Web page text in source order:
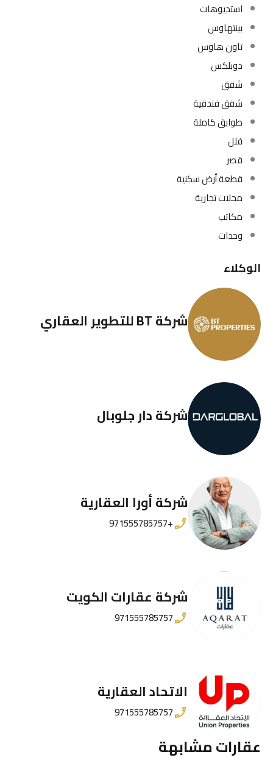
استديوهات
بينتهاوس
تاون هاوس
دوبلكس
شقق
شقق فندقية
طوابق كاملة
فلل
قصر
قطعة أرض سكنية
محلات تجارية
مكاتب
وحدات
الوكلاء
شركة BT للتطوير العقاري
شركة دار جلوبال
شركة أورا العقارية
+971555785757
شركة عقارات الكويت
971555785757
الاتحاد العقارية
971555785757
عقارات مشابهة